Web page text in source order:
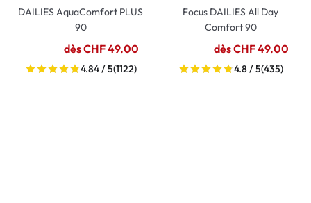
DAILIES AquaComfort PLUS
90
dès CHF 49.00
4.84 / 5(1122)
Focus DAILIES All Day
Comfort 90
dès CHF 49.00
4.8 / 5(435)